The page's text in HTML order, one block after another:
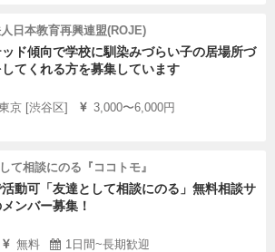
日本教育再興連盟(ROJE)
ド傾向で学校に馴染みづらい子の居場所づ
してくれる方を募集しています
京 [渋谷区]
3,000〜6,000円
て相談にのる『ココトモ』
活動可「友達として相談にのる」無料相談サ
ンバー募集！
無料 1日間~長期歓迎